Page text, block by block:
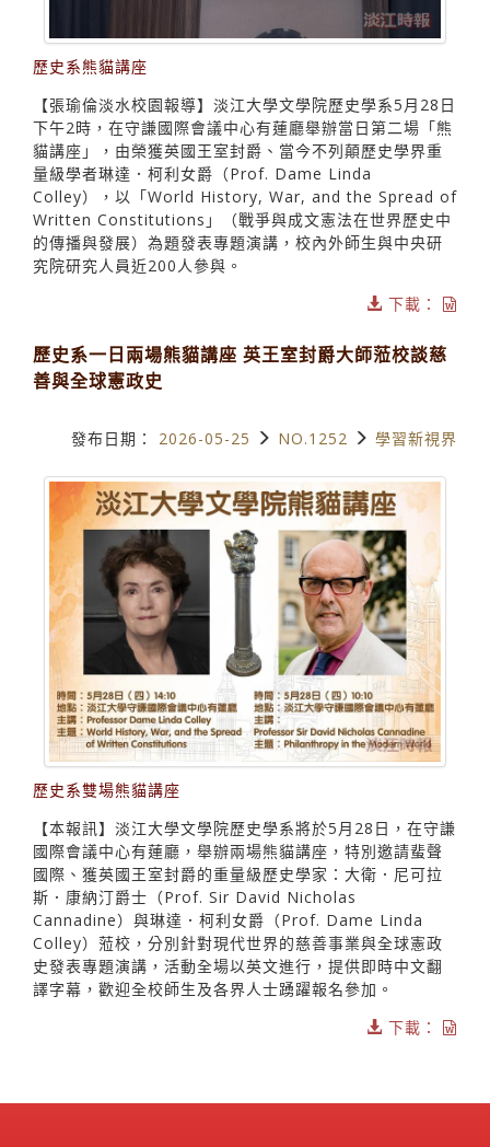
歷史系熊貓講座
【張瑜倫淡水校園報導】淡江大學文學院歷史學系5月28日
下午2時，在守謙國際會議中心有蓮廳舉辦當日第二場「熊
貓講座」，由榮獲英國王室封爵、當今不列顛歷史學界重
量級學者琳達．柯利女爵（Prof. Dame Linda
Colley），以「World History, War, and the Spread of
Written Constitutions」（戰爭與成文憲法在世界歷史中
的傳播與發展）為題發表專題演講，校內外師生與中央研
究院研究人員近200人參與。
下載：
歷史系一日兩場熊貓講座 英王室封爵大師蒞校談慈
善與全球憲政史
發布日期： 2026-05-25 NO.1252 學習新視界
歷史系雙場熊貓講座
【本報訊】淡江大學文學院歷史學系將於5月28日，在守謙
國際會議中心有蓮廳，舉辦兩場熊貓講座，特別邀請蜚聲
國際、獲英國王室封爵的重量級歷史學家：大衛．尼可拉
斯．康納汀爵士（Prof. Sir David Nicholas
Cannadine）與琳達．柯利女爵（Prof. Dame Linda
Colley）蒞校，分別針對現代世界的慈善事業與全球憲政
史發表專題演講，活動全場以英文進行，提供即時中文翻
譯字幕，歡迎全校師生及各界人士踴躍報名參加。
下載：